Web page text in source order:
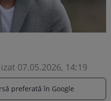
07.05.2026, 14:19
preferată în Google